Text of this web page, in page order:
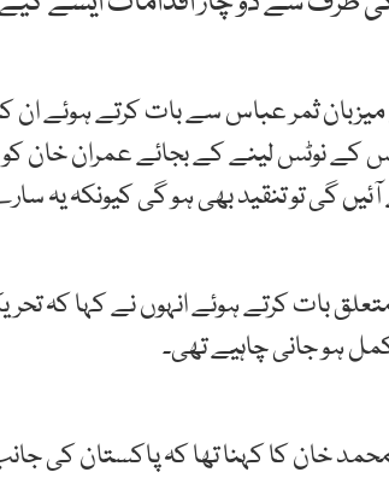
میزبان ثمر عباس سے بات کرتے ہوئے ان
لینے کے بجائے عمران خان کو
گی تو تنقید بھی ہو گی کیونکہ یہ
بات کرتے ہوئے انہوں نے کہا کہ
ہو جانی چاہیے تھی۔
خان کا کہنا تھا کہ پاکستان کی